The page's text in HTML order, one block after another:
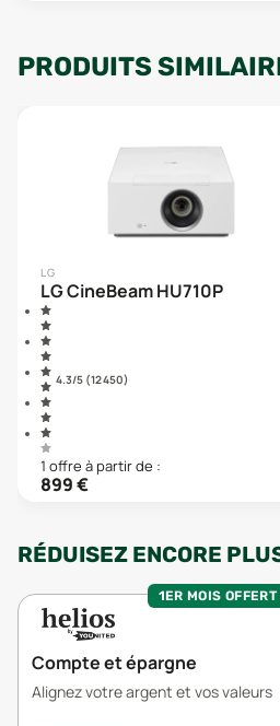
PRODUITS
LG
LG CineBeam HU710P
4.3/5 (12 450)
1 offre à partir de :
899€
RÉDUISEZ ENCORE
1ER MOIS OFFERT
Compte et épargne
Alignez votre argent et vos valeurs